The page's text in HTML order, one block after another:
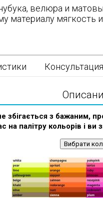
велюра и
материалу мягкость
Консультация
збігається з бажаним,
на палітру кольорів і ви
Вибрати